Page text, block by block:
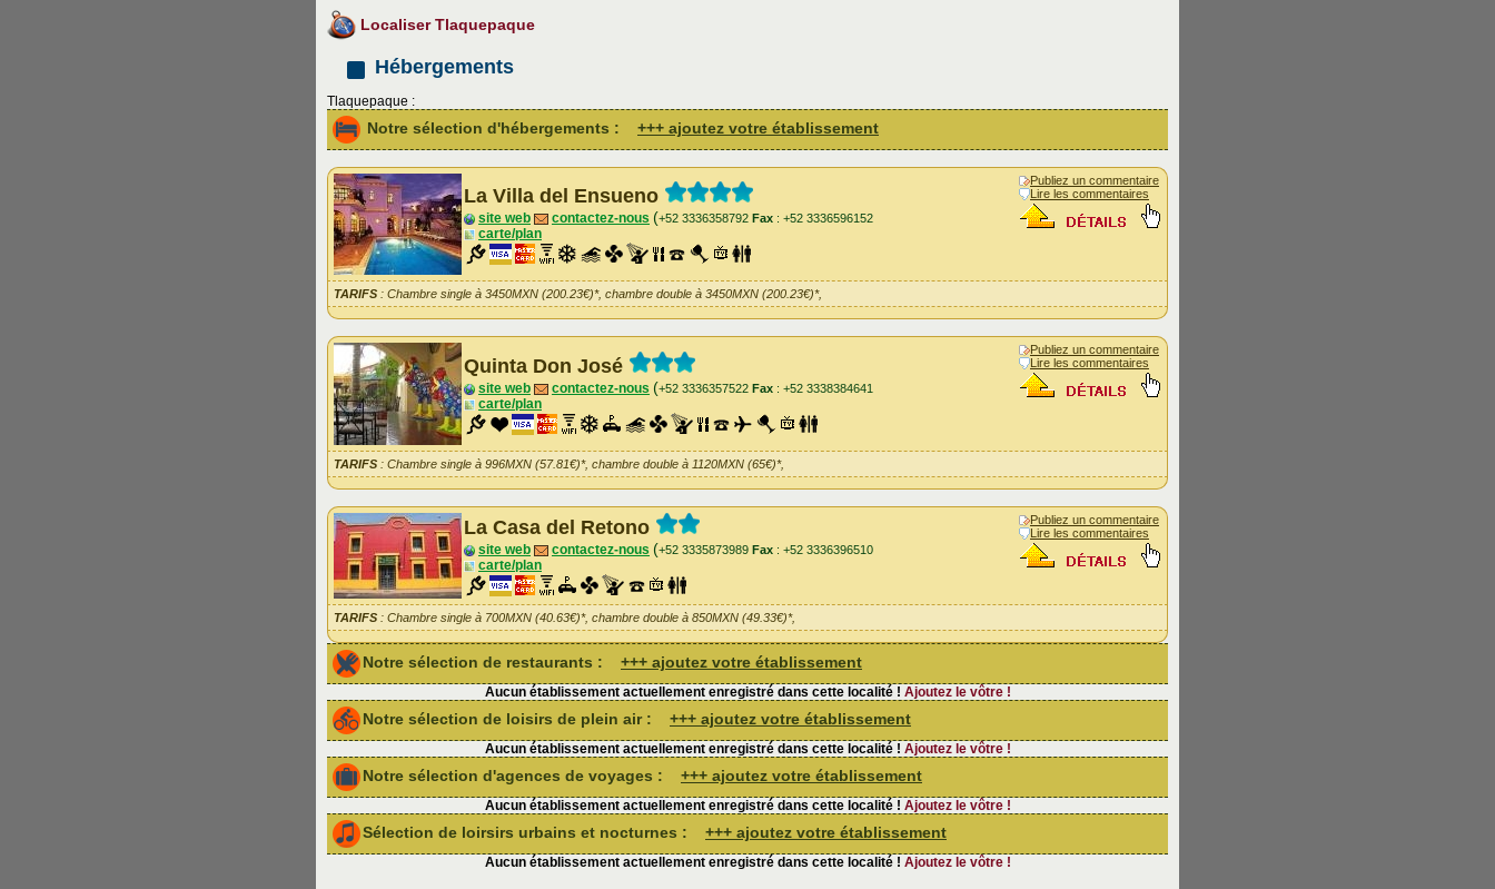
Localiser Tlaquepaque
Hébergements
Tlaquepaque :
Notre sélection d'hébergements : +++ ajoutez votre établissement
La Villa del Ensueno
site web contactez-nous (+52 3336358792 Fax : +52 3336596152
carte/plan
Publiez un commentaire
Lire les commentaires
TARIFS : Chambre single à 3450MXN (200.23€)*, chambre double à 3450MXN (200.23€)*,
Quinta Don José
site web contactez-nous (+52 3336357522 Fax : +52 3338384641
carte/plan
Publiez un commentaire
Lire les commentaires
TARIFS : Chambre single à 996MXN (57.81€)*, chambre double à 1120MXN (65€)*,
La Casa del Retono
site web contactez-nous (+52 3335873989 Fax : +52 3336396510
carte/plan
Publiez un commentaire
Lire les commentaires
TARIFS : Chambre single à 700MXN (40.63€)*, chambre double à 850MXN (49.33€)*,
Notre sélection de restaurants : +++ ajoutez votre établissement
Aucun établissement actuellement enregistré dans cette localité ! Ajoutez le vôtre !
Notre sélection de loisirs de plein air : +++ ajoutez votre établissement
Aucun établissement actuellement enregistré dans cette localité ! Ajoutez le vôtre !
Notre sélection d'agences de voyages : +++ ajoutez votre établissement
Aucun établissement actuellement enregistré dans cette localité ! Ajoutez le vôtre !
Sélection de loirsirs urbains et nocturnes : +++ ajoutez votre établissement
Aucun établissement actuellement enregistré dans cette localité ! Ajoutez le vôtre !